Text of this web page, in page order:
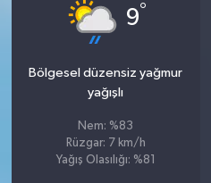
9°
Bölgesel düzensiz yağmur
yağışlı
Nem: %83
Rüzgar: 7 km/h
Yağış Olasılığı: %81